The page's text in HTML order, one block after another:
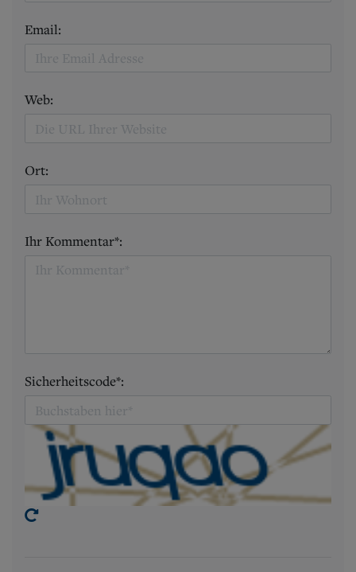
Email:
Web:
Ort:
Ihr Kommentar*:
Sicherheitscode*: